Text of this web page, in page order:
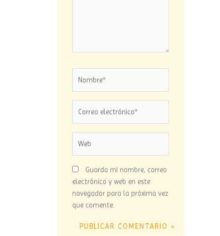
Guarda mi nombre, correo
electrónico y web en este
navegador para la próxima vez
que comente.